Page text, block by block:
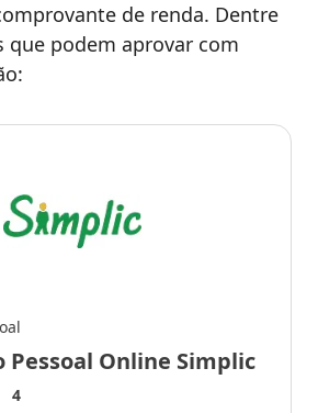
de renda. Dentre
que podem aprovar com
Pessoal Online Simplic
4